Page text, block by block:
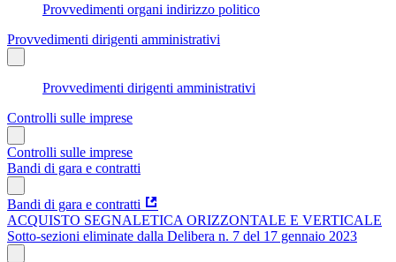
Provvedimenti organi indirizzo politico
Provvedimenti dirigenti amministrativi
Provvedimenti dirigenti amministrativi
Controlli sulle imprese
Controlli sulle imprese
Bandi di gara e contratti
Bandi di gara e contratti
ACQUISTO SEGNALETICA ORIZZONTALE E VERTICALE
Sotto-sezioni eliminate dalla Delibera n. 7 del 17 gennaio 2023